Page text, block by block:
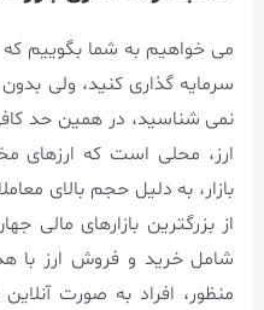
می خواهیم به شما بگوییم که
سرمایه گذاری کنید، ولی بدون
نمی شناسید، در همین حد
ارز، محلی است که ارزهای
بازار، به دلیل حجم بالای
از بزرگترین بازارهای مالی
شامل خرید و فروش ارز
منظور، افراد به صورت